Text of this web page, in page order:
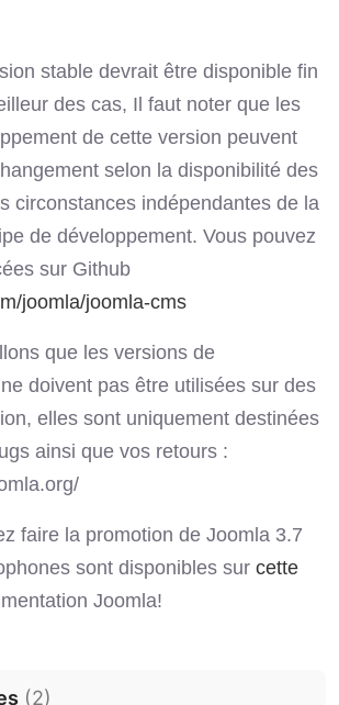
stable devrait être disponible fin
des cas, Il faut noter que les
de cette version peuvent
selon la disponibilité des
circonstances indépendantes de la
de développement. Vous pouvez
sur Github
joomla/joomla-cms
que les versions de
doivent pas être utilisées sur des
elles sont uniquement destinées
ainsi que vos retours :
faire la promotion de Joomla 3.7
sont disponibles sur cette
Joomla!
(2)